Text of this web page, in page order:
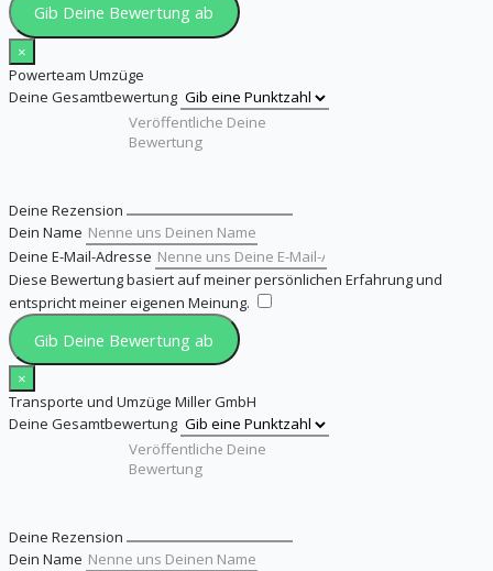
Gib Deine Bewertung ab
×
Powerteam Umzüge
Deine Gesamtbewertung
Deine Rezension
Dein Name
Deine E-Mail-Adresse
Diese Bewertung basiert auf meiner persönlichen Erfahrung und
entspricht meiner eigenen Meinung.
Gib Deine Bewertung ab
×
Transporte und Umzüge Miller GmbH
Deine Gesamtbewertung
Deine Rezension
Dein Name